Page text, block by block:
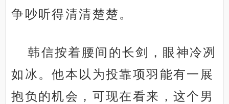
争吵听得清清楚楚。
韩信按着腰间的长剑，眼神冷冽
如冰。他本以为投靠项羽能有一展
抱负的机会，可现在看来，这个男